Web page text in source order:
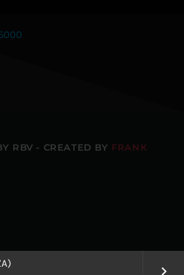
keyboard_arrow_right
RBV - CREATED BY FRANK